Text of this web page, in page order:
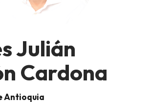
Julián
Cardona
Antioquia